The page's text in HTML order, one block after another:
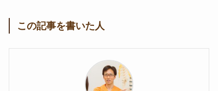
この記事を書いた人